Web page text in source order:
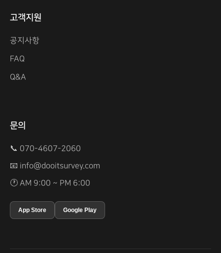
고객지원
공지사항
FAQ
Q&A
문의
📞 070-4607-2060
📧 info@dooitsurvey.com
🕐 AM 9:00 ~ PM 6:00
App Store Google Play